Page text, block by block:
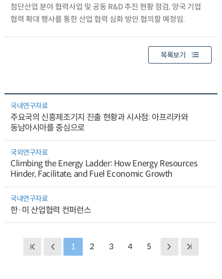
첨단산업 분야 협력사업 및 공동 R&D 추진 현황 점검, 양국 기업
협력 확대 행사를 통한 산업 협력 심화 방안 협의할 예정임.
목록보기
국내연구자료
주요국의 신흥제조기지 진출 현황과 시사점: 아프리카와
동남아시아를 중심으로
국외연구자료
Climbing the Energy Ladder: How Energy Resources
Hinder, Facilitate, and Fuel Economic Growth
국내연구자료
한·미 산업협력 컨퍼런스
1 2 3 4 5